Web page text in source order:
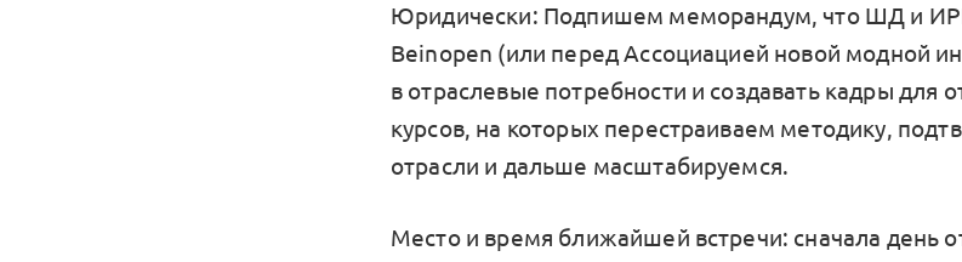
Юридически: Подпишем меморандум, что ШД и
Beinopen (или перед Ассоциацией новой модной
в отраслевые потребности и создавать кадры для
курсов, на которых перестраиваем методику,
отрасли и дальше масштабируемся.
Место и время ближайшей встречи: сначала день